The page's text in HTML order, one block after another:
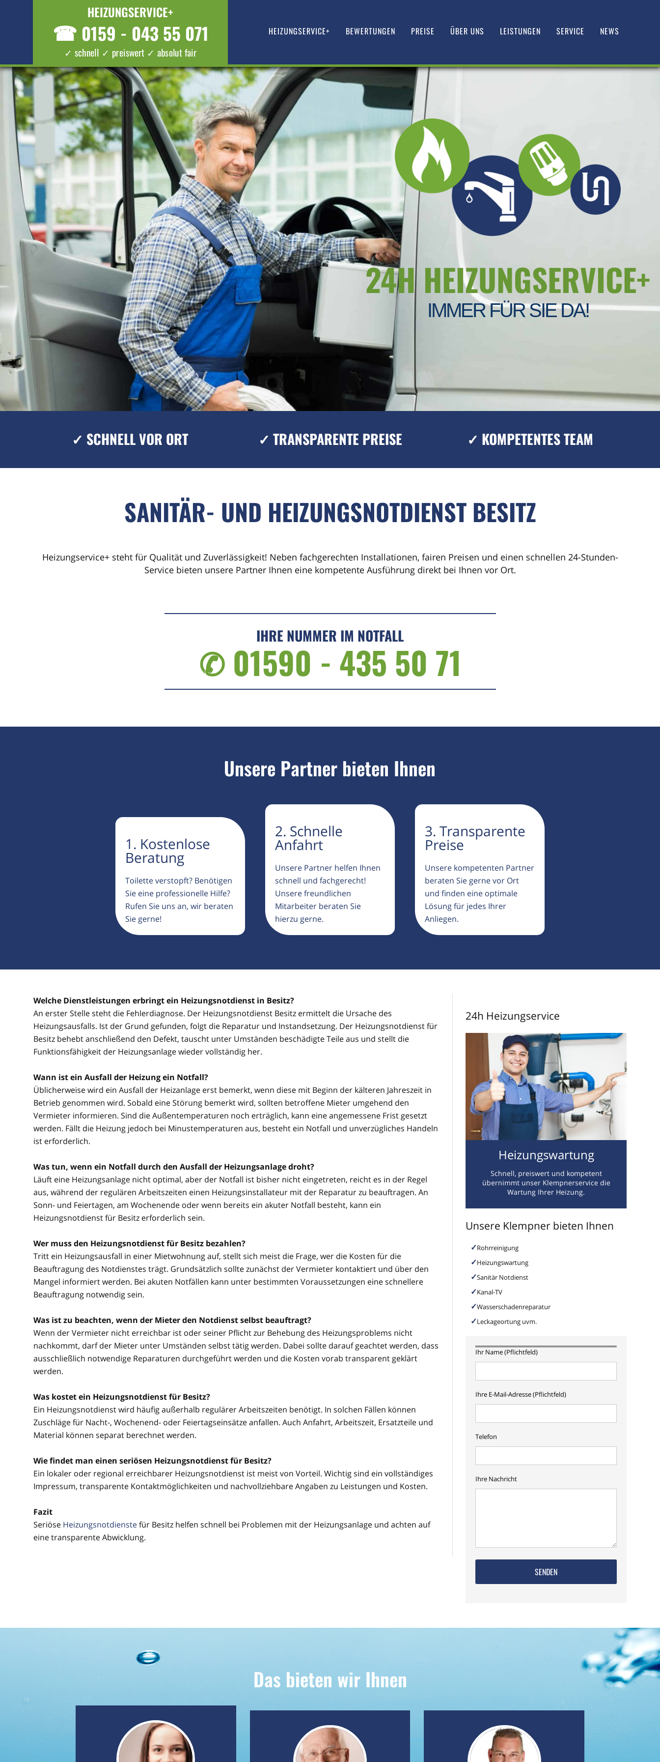
HEIZUNGSERVICE+
☎ 0159 - 043 55 071
✓ schnell ✓ preiswert ✓ absolut fair
HEIZUNGSERVICE+ BEWERTUNGEN PREISE ÜBER UNS LEISTUNGEN SERVICE NEWS
24H HEIZUNGSERVICE+
IMMER FÜR SIE DA!
✓ SCHNELL VOR ORT ✓ TRANSPARENTE PREISE ✓ KOMPETENTES TEAM
SANITÄR- UND HEIZUNGSNOTDIENST BESITZ
Heizungservice+ steht für Qualität und Zuverlässigkeit! Neben fachgerechten Installationen, fairen Preisen und einen schnellen 24-Stunden-
Service bieten unsere Partner Ihnen eine kompetente Ausführung direkt bei Ihnen vor Ort.
IHRE NUMMER IM NOTFALL
✆ 01590 - 435 50 71
Unsere Partner bieten Ihnen
1. Kostenlose
Beratung
Toilette verstopft? Benötigen
Sie eine professionelle Hilfe?
Rufen Sie uns an, wir beraten
Sie gerne!
2. Schnelle
Anfahrt
Unsere Partner helfen Ihnen
schnell und fachgerecht!
Unsere freundlichen
Mitarbeiter beraten Sie
hierzu gerne.
3. Transparente
Preise
Unsere kompetenten Partner
beraten Sie gerne vor Ort
und finden eine optimale
Lösung für jedes Ihrer
Anliegen.
Welche Dienstleistungen erbringt ein Heizungsnotdienst in Besitz?
An erster Stelle steht die Fehlerdiagnose. Der Heizungsnotdienst Besitz ermittelt die Ursache des
Heizungsausfalls. Ist der Grund gefunden, folgt die Reparatur und Instandsetzung. Der Heizungsnotdienst für
Besitz behebt anschließend den Defekt, tauscht unter Umständen beschädigte Teile aus und stellt die
Funktionsfähigkeit der Heizungsanlage wieder vollständig her.
Wann ist ein Ausfall der Heizung ein Notfall?
Üblicherweise wird ein Ausfall der Heizanlage erst bemerkt, wenn diese mit Beginn der kälteren Jahreszeit in
Betrieb genommen wird. Sobald eine Störung bemerkt wird, sollten betroffene Mieter umgehend den
Vermieter informieren. Sind die Außentemperaturen noch erträglich, kann eine angemessene Frist gesetzt
werden. Fällt die Heizung jedoch bei Minustemperaturen aus, besteht ein Notfall und unverzügliches Handeln
ist erforderlich.
Was tun, wenn ein Notfall durch den Ausfall der Heizungsanlage droht?
Läuft eine Heizungsanlage nicht optimal, aber der Notfall ist bisher nicht eingetreten, reicht es in der Regel
aus, während der regulären Arbeitszeiten einen Heizungsinstallateur mit der Reparatur zu beauftragen. An
Sonn- und Feiertagen, am Wochenende oder wenn bereits ein akuter Notfall besteht, kann ein
Heizungsnotdienst für Besitz erforderlich sein.
Wer muss den Heizungsnotdienst für Besitz bezahlen?
Tritt ein Heizungsausfall in einer Mietwohnung auf, stellt sich meist die Frage, wer die Kosten für die
Beauftragung des Notdienstes trägt. Grundsätzlich sollte zunächst der Vermieter kontaktiert und über den
Mangel informiert werden. Bei akuten Notfällen kann unter bestimmten Voraussetzungen eine schnellere
Beauftragung notwendig sein.
Was ist zu beachten, wenn der Mieter den Notdienst selbst beauftragt?
Wenn der Vermieter nicht erreichbar ist oder seiner Pflicht zur Behebung des Heizungsproblems nicht
nachkommt, darf der Mieter unter Umständen selbst tätig werden. Dabei sollte darauf geachtet werden, dass
ausschließlich notwendige Reparaturen durchgeführt werden und die Kosten vorab transparent geklärt
werden.
Was kostet ein Heizungsnotdienst für Besitz?
Ein Heizungsnotdienst wird häufig außerhalb regulärer Arbeitszeiten benötigt. In solchen Fällen können
Zuschläge für Nacht-, Wochenend- oder Feiertagseinsätze anfallen. Auch Anfahrt, Arbeitszeit, Ersatzteile und
Material können separat berechnet werden.
Wie findet man einen seriösen Heizungsnotdienst für Besitz?
Ein lokaler oder regional erreichbarer Heizungsnotdienst ist meist von Vorteil. Wichtig sind ein vollständiges
Impressum, transparente Kontaktmöglichkeiten und nachvollziehbare Angaben zu Leistungen und Kosten.
Fazit
Seriöse Heizungsnotdienstefür Besitz helfen schnell bei Problemen mit der Heizungsanlage und achten auf
eine transparente Abwicklung.
24h Heizungservice
Heizungswartung
Schnell, preiswert und kompetent
übernimmt unser Klempnerservice die
Wartung Ihrer Heizung.
Unsere Klempner bieten Ihnen
Rohrreinigung
Heizungswartung
Sanitär Notdienst
Kanal-TV
Wasserschadenreparatur
Leckageortung uvm.
Ihr Name (Pflichtfeld)
Ihre E-Mail-Adresse (Pflichtfeld)
Telefon
Ihre Nachricht
Das bieten wir Ihnen